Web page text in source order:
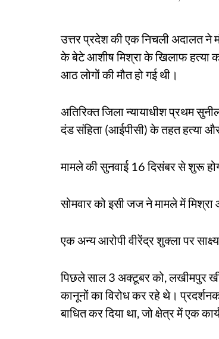
उत्तर प्रदेश की एक निचली अदालत ने
के बेटे आशीष मिश्रा के खिलाफ हत्या
आठ लोगों की मौत हो गई थी।
अतिरिक्त जिला न्यायाधीश प्रथम
दंड संहिता (आईपीसी) के तहत हत्या
मामले की सुनवाई 16 दिसंबर से शुरू
सोमवार को इसी जज ने मामले में
एक अन्य आरोपी वीरेंद्र शुक्ला पर
पिछले साल 3 अक्टूबर को, लखीमपुर
कानूनों का विरोध कर रहे थे।
बाधित कर दिया था, जो क्षेत्र में एक